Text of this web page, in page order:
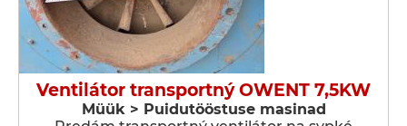
Ventilátor transportný OWENT 7,5KW
Müük > Puidutööstuse masinad